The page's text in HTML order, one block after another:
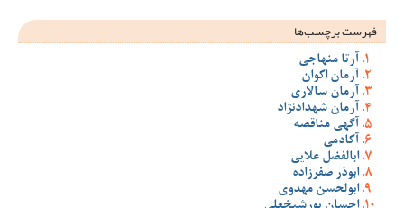
فهرست برچسب‌ها
آرتا منهاجی
آرمان اکوان
آرمان سالاری
آرمان شهدادنژاد
آگهی مناقصه
آکادمی
ابالفضل علایی
ابوذر صفرزاده
ابولحسن مهدوی